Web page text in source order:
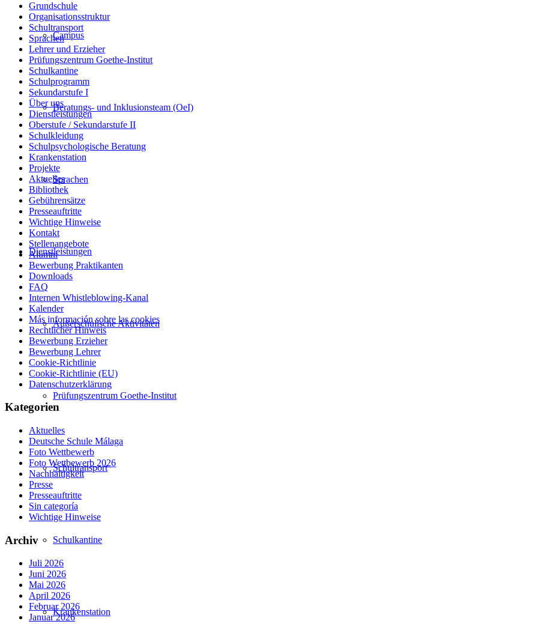
Campus
Beratungs- und Inklusionsteam (OeI)
Sprachen
Dienstleistungen
Außerschulische Aktivitäten
Prüfungszentrum Goethe-Institut
Schultransport
Schulkantine
Krankenstation
Grundschule
Organisationsstruktur
Schultransport
Sprachen
Lehrer und Erzieher
Prüfungszentrum Goethe-Institut
Schulkantine
Schulprogramm
Sekundarstufe I
Über uns
Dienstleistungen
Oberstufe / Sekundarstufe II
Schulkleidung
Schulpsychologische Beratung
Krankenstation
Projekte
Aktuelles
Bibliothek
Gebührensätze
Presseauftritte
Wichtige Hinweise
Kontakt
Stellenangebote
Alumni
Bewerbung Praktikanten
Downloads
FAQ
Internen Whistleblowing-Kanal
Kalender
Más información sobre las cookies
Rechtlicher Hinweis
Bewerbung Erzieher
Bewerbung Lehrer
Cookie-Richtlinie
Cookie-Richtlinie (EU)
Datenschutzerklärung
Kategorien
Aktuelles
Deutsche Schule Málaga
Foto Wettbewerb
Foto Wettbewerb 2026
Nachhaltigkeit
Presse
Presseauftritte
Sin categoría
Wichtige Hinweise
Archiv
Juli 2026
Juni 2026
Mai 2026
April 2026
Februar 2026
Januar 2026